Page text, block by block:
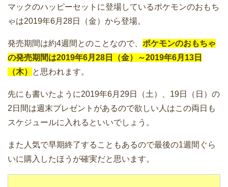
マックのハッピーセットに登場しているポケモンのおもち
ゃは2019年6月28日（金）から登場。
発売期間は約4週間とのことなので、 ポケモンのおもちゃ
の発売期間は2019年6月28日（金）～2019年6月13日
（木）
と思われます。
先にも書いたように2019年6月29日（土）、19日（日）の
2日間は週末プレゼントがあるので欲しい人はこの両日も
スケジュールに入れるといいでしょう。
また人気で早期終了することもあるので最後の1週間ぐら
いに購入したほうが確実だと思います。